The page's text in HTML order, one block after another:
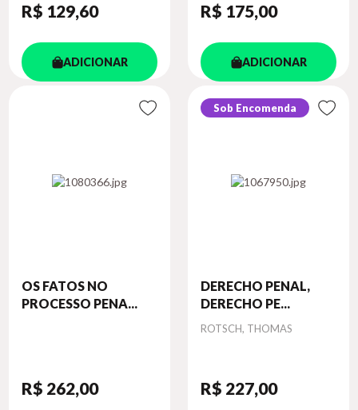
R$ 129,60
ADICIONAR
R$ 175,00
ADICIONAR
OS FATOS NO
PROCESSO PENA...
R$ 262,00
Sob Encomenda
DERECHO PENAL,
DERECHO PE...
Autor
ROTSCH, THOMAS
R$ 227,00